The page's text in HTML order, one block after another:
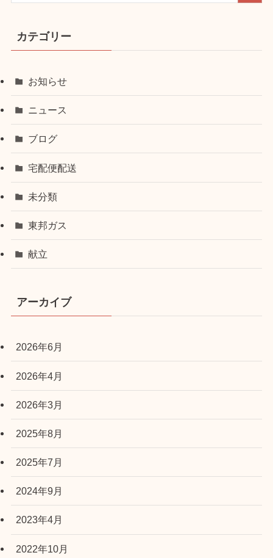
カテゴリー
お知らせ
ニュース
ブログ
宅配便配送
未分類
東邦ガス
献立
アーカイブ
2026年6月
2026年4月
2026年3月
2025年8月
2025年7月
2024年9月
2023年4月
2022年10月